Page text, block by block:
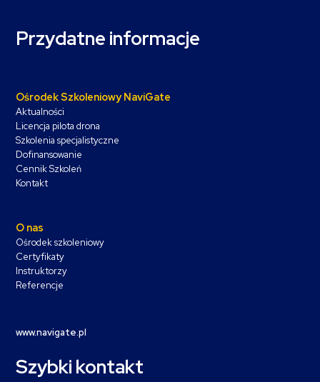
Przydatne informacje
Ośrodek Szkoleniowy NaviGate
Aktualności
Licencja pilota drona
Szkolenia specjalistyczne
Dofinansowanie
Cennik Szkoleń
Kontakt
O nas
Ośrodek szkoleniowy
Certyfikaty
Instruktorzy
Referencje
www.navigate.pl
Szybki kontakt